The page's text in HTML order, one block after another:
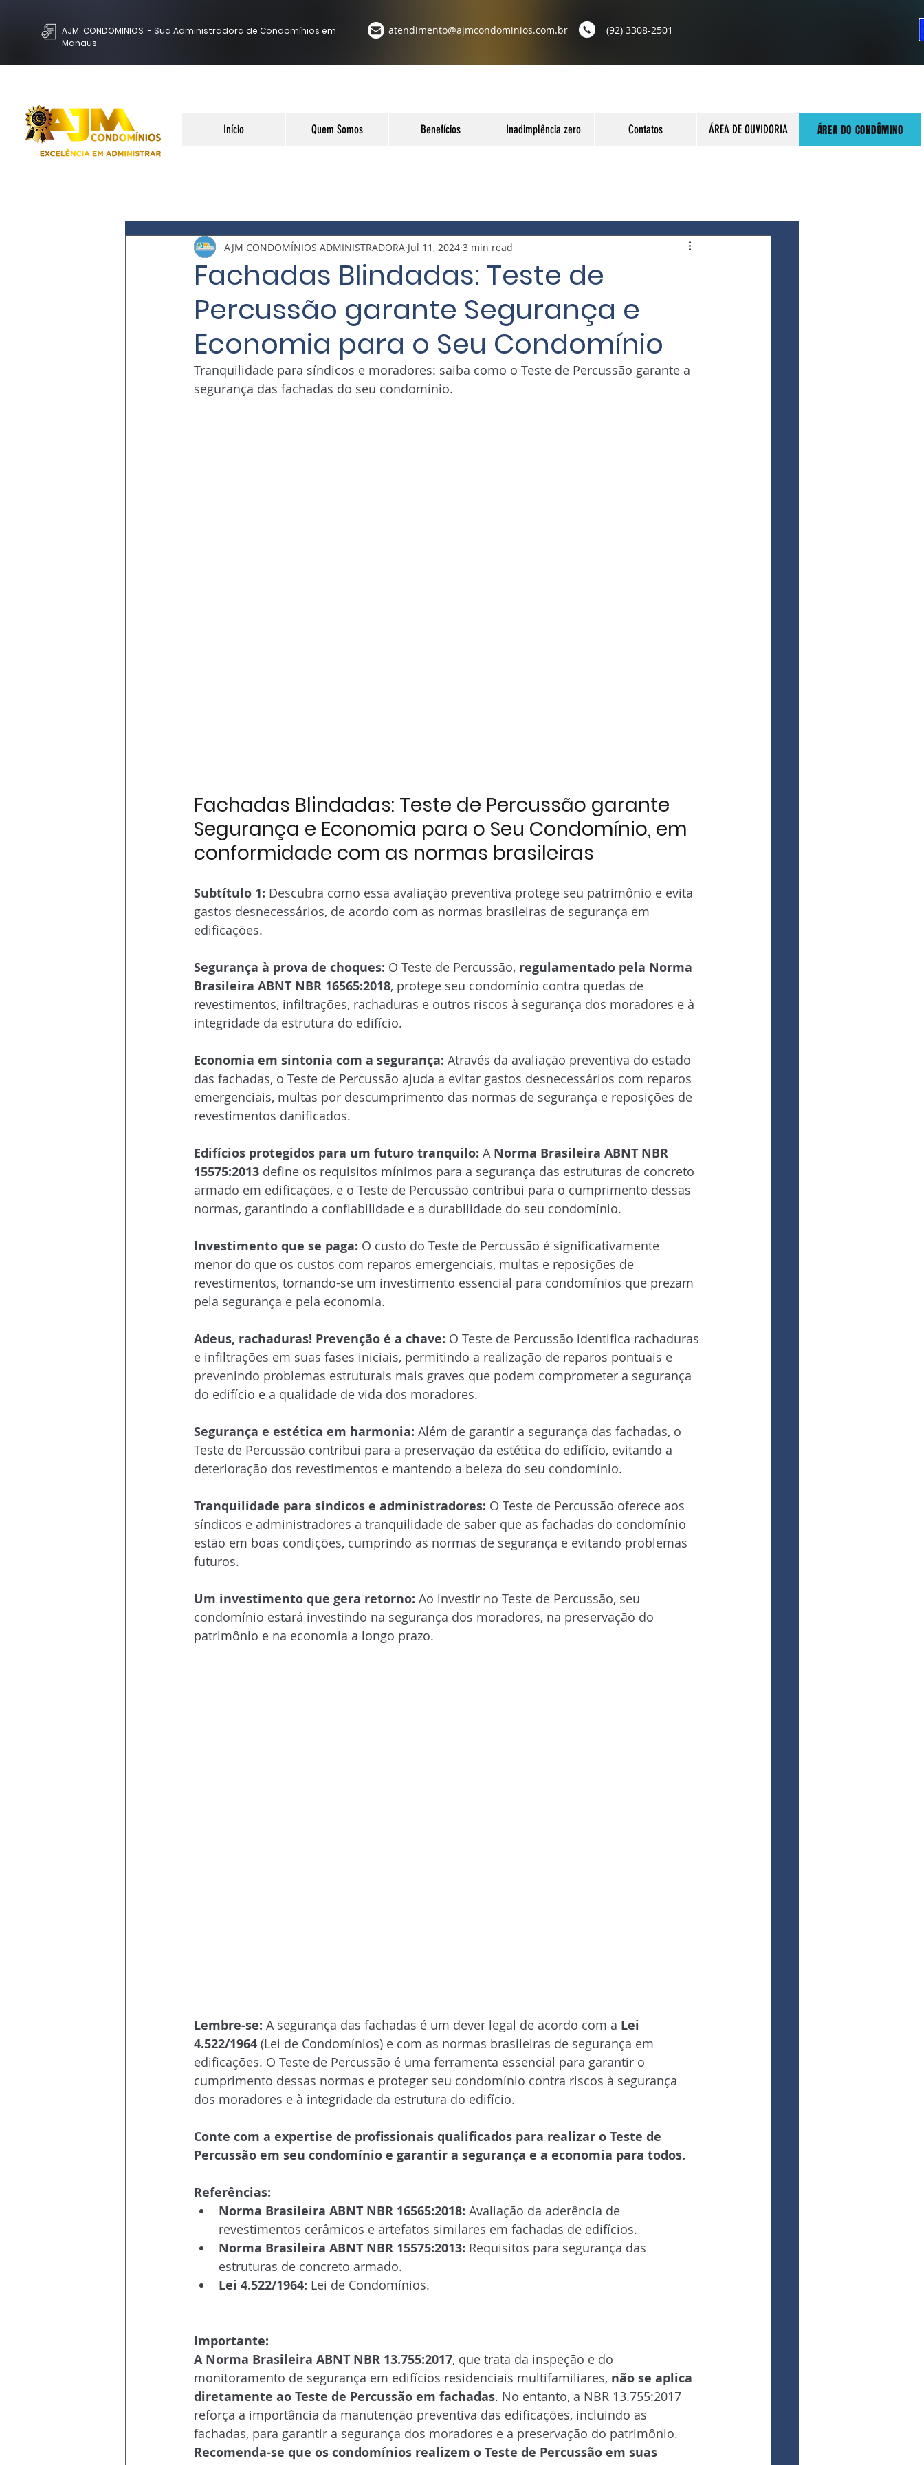
AJM CONDOMINIOS - Sua Administradora de Condomínios em
Manaus
atendimento@ajmcondominios.com.br (92) 3308-2501
Início Quem Somos Benefícios Inadimplência zero Contatos ÁREA DE OUVIDORIA ÁREA DO CONDÔMINO
Fachadas Blindadas: Teste de
Percussão garante Segurança e
Economia para o Seu Condomínio
AJM CONDOMÍNIOS ADMINISTRADORA Jul 11, 2024 3 min read
Tranquilidade para síndicos e moradores: saiba como o Teste de Percussão garante a
segurança das fachadas do seu condomínio.
Fachadas Blindadas: Teste de Percussão garante
Segurança e Economia para o Seu Condomínio, em
conformidade com as normas brasileiras
Subtítulo 1: Descubra como essa avaliação preventiva protege seu patrimônio e evita
gastos desnecessários, de acordo com as normas brasileiras de segurança em
edificações.
Segurança à prova de choques: O Teste de Percussão, regulamentado pela Norma
Brasileira ABNT NBR 16565:2018, protege seu condomínio contra quedas de
revestimentos, infiltrações, rachaduras e outros riscos à segurança dos moradores e à
integridade da estrutura do edifício.
Economia em sintonia com a segurança: Através da avaliação preventiva do estado
das fachadas, o Teste de Percussão ajuda a evitar gastos desnecessários com reparos
emergenciais, multas por descumprimento das normas de segurança e reposições de
revestimentos danificados.
Edifícios protegidos para um futuro tranquilo: A Norma Brasileira ABNT NBR
15575:2013 define os requisitos mínimos para a segurança das estruturas de concreto
armado em edificações, e o Teste de Percussão contribui para o cumprimento dessas
normas, garantindo a confiabilidade e a durabilidade do seu condomínio.
Investimento que se paga: O custo do Teste de Percussão é significativamente
menor do que os custos com reparos emergenciais, multas e reposições de
revestimentos, tornando-se um investimento essencial para condomínios que prezam
pela segurança e pela economia.
Adeus, rachaduras! Prevenção é a chave: O Teste de Percussão identifica rachaduras
e infiltrações em suas fases iniciais, permitindo a realização de reparos pontuais e
prevenindo problemas estruturais mais graves que podem comprometer a segurança
do edifício e a qualidade de vida dos moradores.
Segurança e estética em harmonia: Além de garantir a segurança das fachadas, o
Teste de Percussão contribui para a preservação da estética do edifício, evitando a
deterioração dos revestimentos e mantendo a beleza do seu condomínio.
Tranquilidade para síndicos e administradores: O Teste de Percussão oferece aos
síndicos e administradores a tranquilidade de saber que as fachadas do condomínio
estão em boas condições, cumprindo as normas de segurança e evitando problemas
futuros.
Um investimento que gera retorno: Ao investir no Teste de Percussão, seu
condomínio estará investindo na segurança dos moradores, na preservação do
patrimônio e na economia a longo prazo.
Lembre-se: A segurança das fachadas é um dever legal de acordo com a Lei
4.522/1964 (Lei de Condomínios) e com as normas brasileiras de segurança em
edificações. O Teste de Percussão é uma ferramenta essencial para garantir o
cumprimento dessas normas e proteger seu condomínio contra riscos à segurança
dos moradores e à integridade da estrutura do edifício.
Conte com a expertise de profissionais qualificados para realizar o Teste de
Percussão em seu condomínio e garantir a segurança e a economia para todos.
Referências:
Norma Brasileira ABNT NBR 16565:2018: Avaliação da aderência de
revestimentos cerâmicos e artefatos similares em fachadas de edifícios.
Norma Brasileira ABNT NBR 15575:2013: Requisitos para segurança das
estruturas de concreto armado.
Lei 4.522/1964: Lei de Condomínios.
Importante:
A Norma Brasileira ABNT NBR 13.755:2017, que trata da inspeção e do
monitoramento de segurança em edifícios residenciais multifamiliares, não se aplica
diretamente ao Teste de Percussão em fachadas. No entanto, a NBR 13.755:2017
reforça a importância da manutenção preventiva das edificações, incluindo as
fachadas, para garantir a segurança dos moradores e a preservação do patrimônio.
Recomenda-se que os condomínios realizem o Teste de Percussão em suas